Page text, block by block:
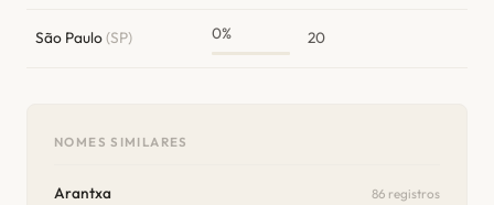
São Paulo(SP) 0% 20
NOMES SIMILARES
Arantxa 86 registros